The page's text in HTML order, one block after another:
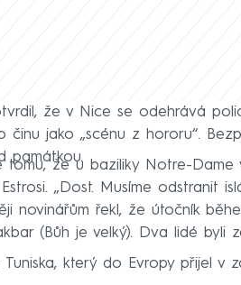
že v Nice se odehrává
činu jako „scénu z hororu“.
památkou.
tomu, že u baziliky Notre-Dame
„Dost. Musíme odstranit
novinářům řekl, že útočník
(Bůh je velký). Dva lidé byli
který do Evropy přijel v